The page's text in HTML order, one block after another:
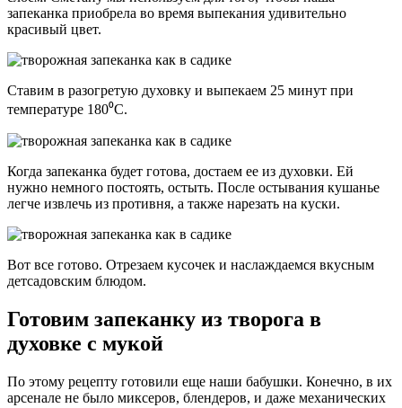
запеканка приобрела во время выпекания удивительно
красивый цвет.
Ставим в разогретую духовку и выпекаем 25 минут при
температуре 180⁰С.
Когда запеканка будет готова, достаем ее из духовки. Ей
нужно немного постоять, остыть. После остывания кушанье
легче извлечь из противня, а также нарезать на куски.
Вот все готово. Отрезаем кусочек и наслаждаемся вкусным
детсадовским блюдом.
Готовим запеканку из творога в
духовке с мукой
По этому рецепту готовили еще наши бабушки. Конечно, в их
арсенале не было миксеров, блендеров, и даже механических